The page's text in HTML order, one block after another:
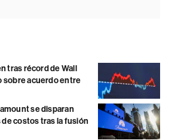
tras récord de Wall
acuerdo entre
se disparan
costos tras la fusión